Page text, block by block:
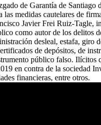
de Garantía de Santiago
las medidas cautelares de
Javier Frei Ruiz-Tagle,
como autor de los delitos
desleal, estafa, giro
de depósitos, de
público falso. Ilícitos
en contra de la sociedad
financieras, entre otros.